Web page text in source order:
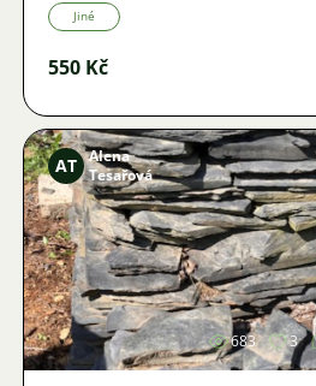
Jiné
550 Kč
AT Alena
Tesařová
683 3